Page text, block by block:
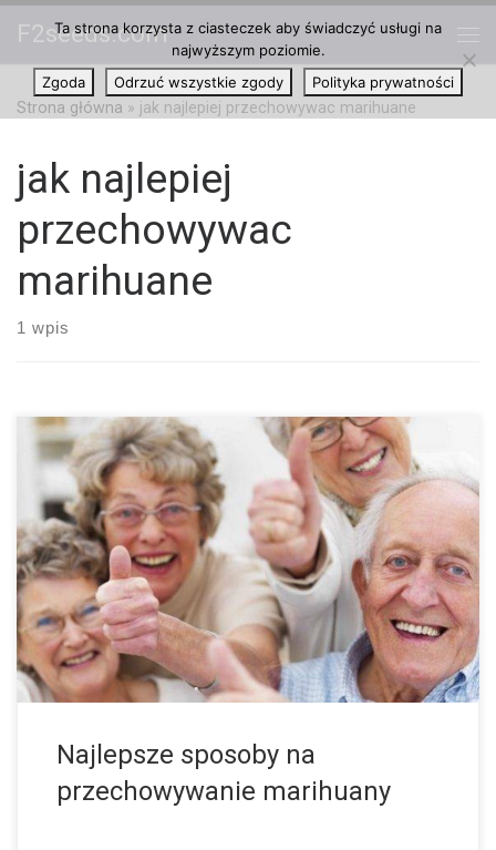
Przejdź do treści
F2seeds.com
Strona główna » jak najlepiej przechowywac marihuane
jak najlepiej
przechowywac
marihuane
1 wpis
Najlepsze sposoby na przechowywanie koncentratów i
produktów spożywczych z marihuaną. Jeśli zależy ci na jakości
marihuany, musisz skupić się na odpowiednich metodach jej
przechowywania. Jest to prosty i naprawdę bardzo ważny
proces. • Nieodpowiednie przechowywanie marihuany Marihuanę
umieszcza się w specjalnych pojemnikach nie tylko po to, aby
ukryć ją przed osobami niepożądanymi. Przechowywanie
koncentratów cannabis i artykułów spożywczych z marihuaną
jest wręcz niezbędne, aby utrzymać je w świeżości. Oto niektóre
Najlepsze sposoby na
przechowywanie marihuany
Ta strona korzysta z ciasteczek aby świadczyć usługi na
najwyższym poziomie.
Zgoda
Odrzuć wszystkie zgody Polityka prywatności